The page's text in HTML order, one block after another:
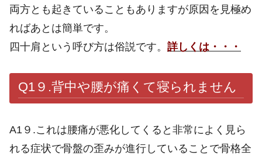
両方とも起きていることもありますが原因を見極め
ればあとは簡単です。
四十肩という呼び方は俗説です。 詳しくは・・・
Q1９.背中や腰が痛くて寝られません
A1９.これは腰痛が悪化してくると非常によく見ら
れる症状で骨盤の歪みが進行していることで骨格全